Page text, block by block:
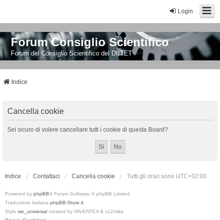
Login
Forum Consiglio Scientifico
Forum del Consiglio Scientifico del DIITET
Indice
Cancella cookie
Sei sicuro di volere cancellare tutti i cookie di questa Board?
Indice Contattaci Cancella cookie Tutti gli orari sono UTC+02:00
Powered by phpBB® Forum Software © phpBB Limited
Traduzione Italiana phpBB-Store.it
Style we_universal created by INVENTEA & v12mike